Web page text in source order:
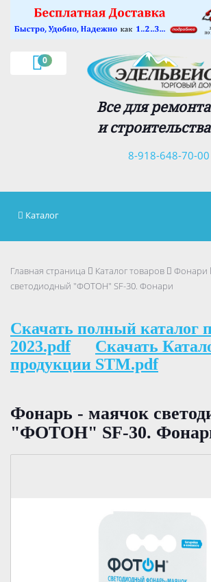
0
Все для ремонта
и строительства
8-918-648-70-00
Каталог
Главная страница Каталог товаров Фонари
светодиодный "ФОТОН" SF-30. Фонари
Скачать полный каталог
2023.pdf
Скачать
продукции STM.pdf
Фонарь - маячок
"ФОТОН" SF-30.